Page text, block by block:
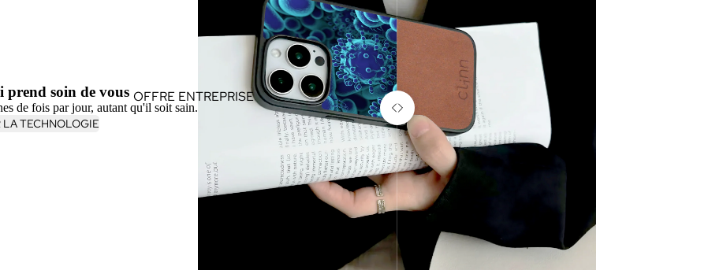
OFFRE ENTREPRISE
prend soin de vous
de fois par jour, autant qu'il soit sain.
LA TECHNOLOGIE